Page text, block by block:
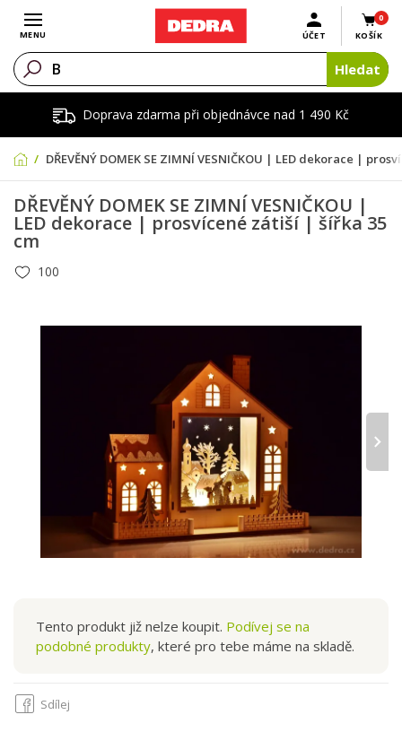
Doprava zdarma při objednávce nad 1 490 Kč
Otevřít menu
MENU
0
KOŠÍK
ÚČET
Hledat
DŘEVĚNÝ DOMEK SE ZIMNÍ VESNIČKOU | LED dekorace |
DŘEVĚNÝ DOMEK SE ZIMNÍ VESNIČKOU |
LED dekorace | prosvícené zátiší | šířka 35
cm
100
›
Tento produkt již nelze koupit. Podívej se na
podobné produkty, které pro tebe máme na skladě.
Sdílej